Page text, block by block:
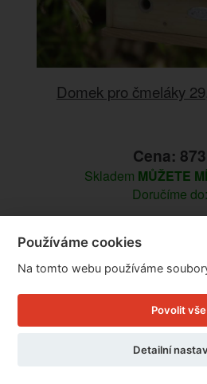
Domek pro čmeláky
Cena:
Skladem MŮŽETE
Doručíme
Používáme cookies
Na tomto webu používáme
Povolit vše
Detailní